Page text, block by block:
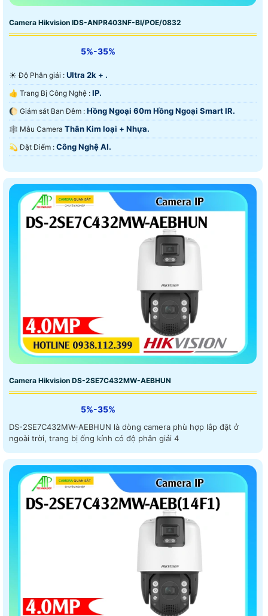
Camera Hikvision IDS-ANPR403NF-BI/POE/0832
5%-35%
☀️ Độ Phân giải : Ultra 2k + .
👍 Trang Bị Công Nghệ : IP.
🌔 Giám sát Ban Đêm : Hồng Ngoại 60m Hồng Ngoại Smart IR.
🕸️ Mẫu Camera Thân Kim loại + Nhựa.
️💫 Đặt Điểm : Công Nghệ AI.
Camera Hikvision DS-2SE7C432MW-AEBHUN
5%-35%
DS-2SE7C432MW-AEBHUN là dòng camera phù hợp lắp đặt ở
ngoài trời, trang bị ống kính có độ phân giải 4